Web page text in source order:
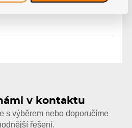
v kontaktu
s výběrem nebo doporučíme
řešení.